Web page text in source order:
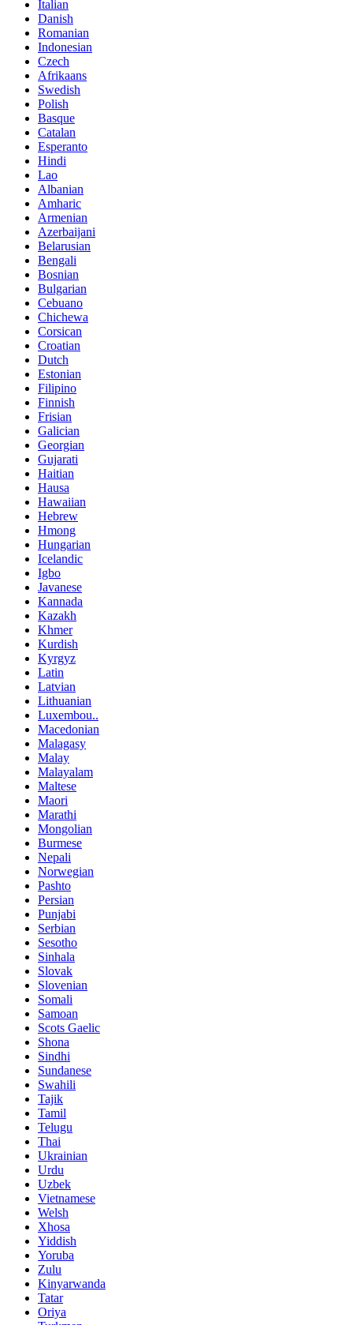
Italian
Danish
Romanian
Indonesian
Czech
Afrikaans
Swedish
Polish
Basque
Catalan
Esperanto
Hindi
Lao
Albanian
Amharic
Armenian
Azerbaijani
Belarusian
Bengali
Bosnian
Bulgarian
Cebuano
Chichewa
Corsican
Croatian
Dutch
Estonian
Filipino
Finnish
Frisian
Galician
Georgian
Gujarati
Haitian
Hausa
Hawaiian
Hebrew
Hmong
Hungarian
Icelandic
Igbo
Javanese
Kannada
Kazakh
Khmer
Kurdish
Kyrgyz
Latin
Latvian
Lithuanian
Luxembou..
Macedonian
Malagasy
Malay
Malayalam
Maltese
Maori
Marathi
Mongolian
Burmese
Nepali
Norwegian
Pashto
Persian
Punjabi
Serbian
Sesotho
Sinhala
Slovak
Slovenian
Somali
Samoan
Scots Gaelic
Shona
Sindhi
Sundanese
Swahili
Tajik
Tamil
Telugu
Thai
Ukrainian
Urdu
Uzbek
Vietnamese
Welsh
Xhosa
Yiddish
Yoruba
Zulu
Kinyarwanda
Tatar
Oriya